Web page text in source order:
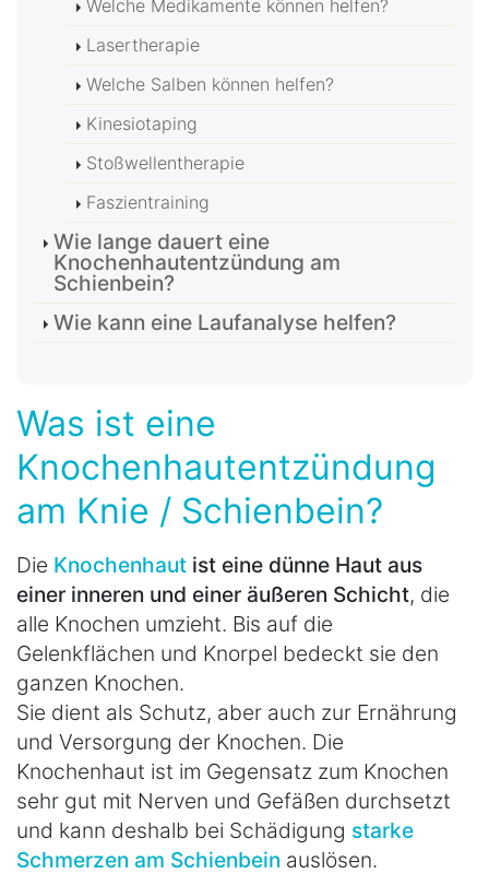
Welche Medikamente können helfen?
Lasertherapie
Welche Salben können helfen?
Kinesiotaping
Stoßwellentherapie
Faszientraining
Wie lange dauert eine
Knochenhautentzündung am
Schienbein?
Wie kann eine Laufanalyse helfen?
Was ist eine
Knochenhautentzündung
am Knie / Schienbein?
Die Knochenhaut ist eine dünne Haut aus
einer inneren und einer äußeren Schicht, die
alle Knochen umzieht. Bis auf die
Gelenkflächen und Knorpel bedeckt sie den
ganzen Knochen.
Sie dient als Schutz, aber auch zur Ernährung
und Versorgung der Knochen. Die
Knochenhaut ist im Gegensatz zum Knochen
sehr gut mit Nerven und Gefäßen durchsetzt
und kann deshalb bei Schädigung starke
Schmerzen am Schienbein auslösen.